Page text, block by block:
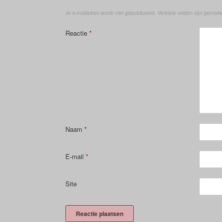
Je e-mailadres wordt niet gepubliceerd. Vereiste velden zijn
Reactie *
Naam *
E-mail *
Site